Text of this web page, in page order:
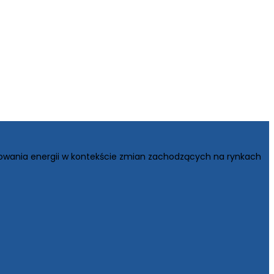
energii w kontekście zmian zachodzących na rynkach